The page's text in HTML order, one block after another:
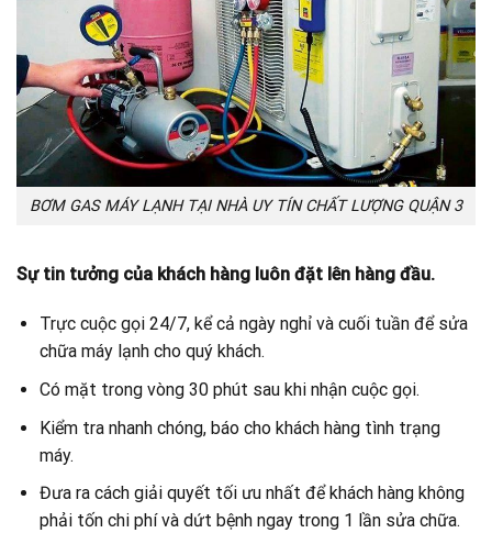
BƠM GAS MÁY LẠNH TẠI NHÀ UY TÍN CHẤT LƯỢNG QUẬN 3
Sự tin tưởng của khách hàng luôn đặt lên hàng đầu.
Trực cuộc gọi 24/7, kể cả ngày nghỉ và cuối tuần để sửa
chữa máy lạnh cho quý khách.
Có mặt trong vòng 30 phút sau khi nhận cuộc gọi.
Kiểm tra nhanh chóng, báo cho khách hàng tình trạng
máy.
Đưa ra cách giải quyết tối ưu nhất để khách hàng không
phải tốn chi phí và dứt bệnh ngay trong 1 lần sửa chữa.